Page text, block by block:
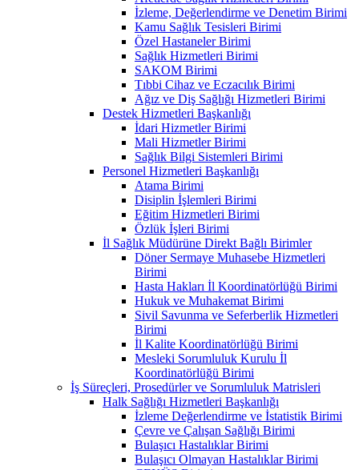
İzleme, Değerlendirme ve Denetim Birimi
Kamu Sağlık Tesisleri Birimi
Özel Hastaneler Birimi
Sağlık Hizmetleri Birimi
SAKOM Birimi
Tıbbi Cihaz ve Eczacılık Birimi
Ağız ve Diş Sağlığı Hizmetleri Birimi
Destek Hizmetleri Başkanlığı
İdari Hizmetler Birimi
Mali Hizmetler Birimi
Sağlık Bilgi Sistemleri Birimi
Personel Hizmetleri Başkanlığı
Atama Birimi
Disiplin İşlemleri Birimi
Eğitim Hizmetleri Birimi
Özlük İşleri Birimi
İl Sağlık Müdürüne Direkt Bağlı Birimler
Döner Sermaye Muhasebe Hizmetleri
Birimi
Hasta Hakları İl Koordinatörlüğü Birimi
Hukuk ve Muhakemat Birimi
Sivil Savunma ve Seferberlik Hizmetleri
Birimi
İl Kalite Koordinatörlüğü Birimi
Mesleki Sorumluluk Kurulu İl
Koordinatörlüğü Birimi
İş Süreçleri, Prosedürler ve Sorumluluk Matrisleri
Halk Sağlığı Hizmetleri Başkanlığı
İzleme Değerlendirme ve İstatistik Birimi
Çevre ve Çalışan Sağlığı Birimi
Bulaşıcı Hastalıklar Birimi
Bulaşıcı Olmayan Hastalıklar Birimi